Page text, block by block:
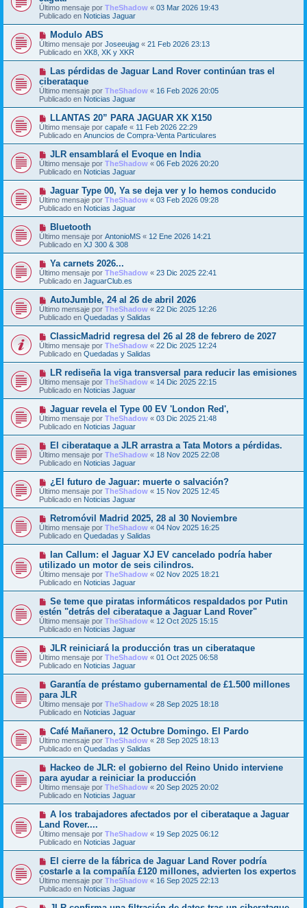
s
a
e
e
v
o
m
n
s
a
e
Último mensaje por TheShadow « 03 Mar 2026 19:43
Publicado en Noticias Jaguar
N
u
e
v
o
m
e
n
s
a
e
Modulo ABS
Último mensaje por Joseeujag « 21 Feb 2026 23:13
Publicado en XK8, XK y XKR
N
u
e
v
o
m
n
s
a
e
Las pérdidas de Jaguar Land Rover continúan tras el
ciberataque
Último mensaje por TheShadow « 16 Feb 2026 20:05
Publicado en Noticias Jaguar
N
u
e
v
m
e
n
s
a
j
e
LLANTAS 20” PARA JAGUAR XK X150
Último mensaje por capafe « 11 Feb 2026 22:29
Publicado en Anuncios de Compra-Venta Particulares
N
u
e
v
m
e
n
s
j
e
JLR ensamblará el Evoque en India
Último mensaje por TheShadow « 06 Feb 2026 20:20
Publicado en Noticias Jaguar
N
u
e
v
o
m
e
n
s
a
j
e
Jaguar Type 00, Ya se deja ver y lo hemos conducido
Último mensaje por TheShadow « 03 Feb 2026 09:28
Publicado en Noticias Jaguar
N
u
e
v
o
m
e
n
s
a
j
e
Bluetooth
Último mensaje por AntonioMS « 12 Ene 2026 14:21
Publicado en XJ 300 & 308
N
u
e
v
m
e
n
s
a
j
e
Ya carnets 2026...
Último mensaje por TheShadow « 23 Dic 2025 22:41
Publicado en JaguarClub.es
N
u
e
v
m
e
n
s
j
e
AutoJumble, 24 al 26 de abril 2026
Último mensaje por TheShadow « 22 Dic 2025 12:26
Publicado en Quedadas y Salidas
N
u
e
v
o
m
e
n
s
a
j
e
ClassicMadrid regresa del 26 al 28 de febrero de 2027
Último mensaje por TheShadow « 22 Dic 2025 12:24
Publicado en Quedadas y Salidas
N
u
e
v
m
e
n
s
j
e
LR rediseña la viga transversal para reducir las emisiones
Último mensaje por TheShadow « 14 Dic 2025 22:15
Publicado en Noticias Jaguar
N
u
e
v
o
m
e
n
s
j
e
Jaguar revela el Type 00 EV 'London Red',
Último mensaje por TheShadow « 03 Dic 2025 21:48
Publicado en Noticias Jaguar
N
u
e
v
m
e
n
s
j
e
El ciberataque a JLR arrastra a Tata Motors a pérdidas.
Último mensaje por TheShadow « 18 Nov 2025 22:08
Publicado en Noticias Jaguar
N
u
e
v
o
m
e
n
s
j
e
¿El futuro de Jaguar: muerte o salvación?
Último mensaje por TheShadow « 15 Nov 2025 12:45
Publicado en Noticias Jaguar
N
u
e
v
o
m
e
n
s
a
e
Retromóvil Madrid 2025, 28 al 30 Noviembre
Último mensaje por TheShadow « 04 Nov 2025 16:25
Publicado en Quedadas y Salidas
N
u
e
v
o
m
e
n
s
a
Ian Callum: el Jaguar XJ EV cancelado podría haber
utilizado un motor de seis cilindros.
Último mensaje por TheShadow « 02 Nov 2025 18:21
Publicado en Noticias Jaguar
N
u
e
v
o
m
e
n
s
a
Se teme que piratas informáticos respaldados por Putin
estén "detrás del ciberataque a Jaguar Land Rover"
Último mensaje por TheShadow « 12 Oct 2025 15:15
Publicado en Noticias Jaguar
N
u
e
v
m
e
n
s
a
e
JLR reiniciará la producción tras un ciberataque
Último mensaje por TheShadow « 01 Oct 2025 06:58
Publicado en Noticias Jaguar
N
e
v
o
m
e
n
s
a
e
Garantía de préstamo gubernamental de £1.500 millones
para JLR
Último mensaje por TheShadow « 28 Sep 2025 18:18
Publicado en Noticias Jaguar
N
u
e
v
o
m
e
n
s
a
e
Café Mañanero, 12 Octubre Domingo. El Pardo
Último mensaje por TheShadow « 28 Sep 2025 18:13
Publicado en Quedadas y Salidas
N
e
v
o
m
e
n
s
a
e
Hackeo de JLR: el gobierno del Reino Unido interviene
para ayudar a reiniciar la producción
Último mensaje por TheShadow « 20 Sep 2025 20:02
Publicado en Noticias Jaguar
N
e
v
o
m
n
s
a
A los trabajadores afectados por el ciberataque a Jaguar
Land Rover....
Último mensaje por TheShadow « 19 Sep 2025 06:12
Publicado en Noticias Jaguar
N
e
v
o
m
El cierre de la fábrica de Jaguar Land Rover podría
costarle a la compañía £120 millones, advierten los expertos
Último mensaje por TheShadow « 16 Sep 2025 22:13
Publicado en Noticias Jaguar
N